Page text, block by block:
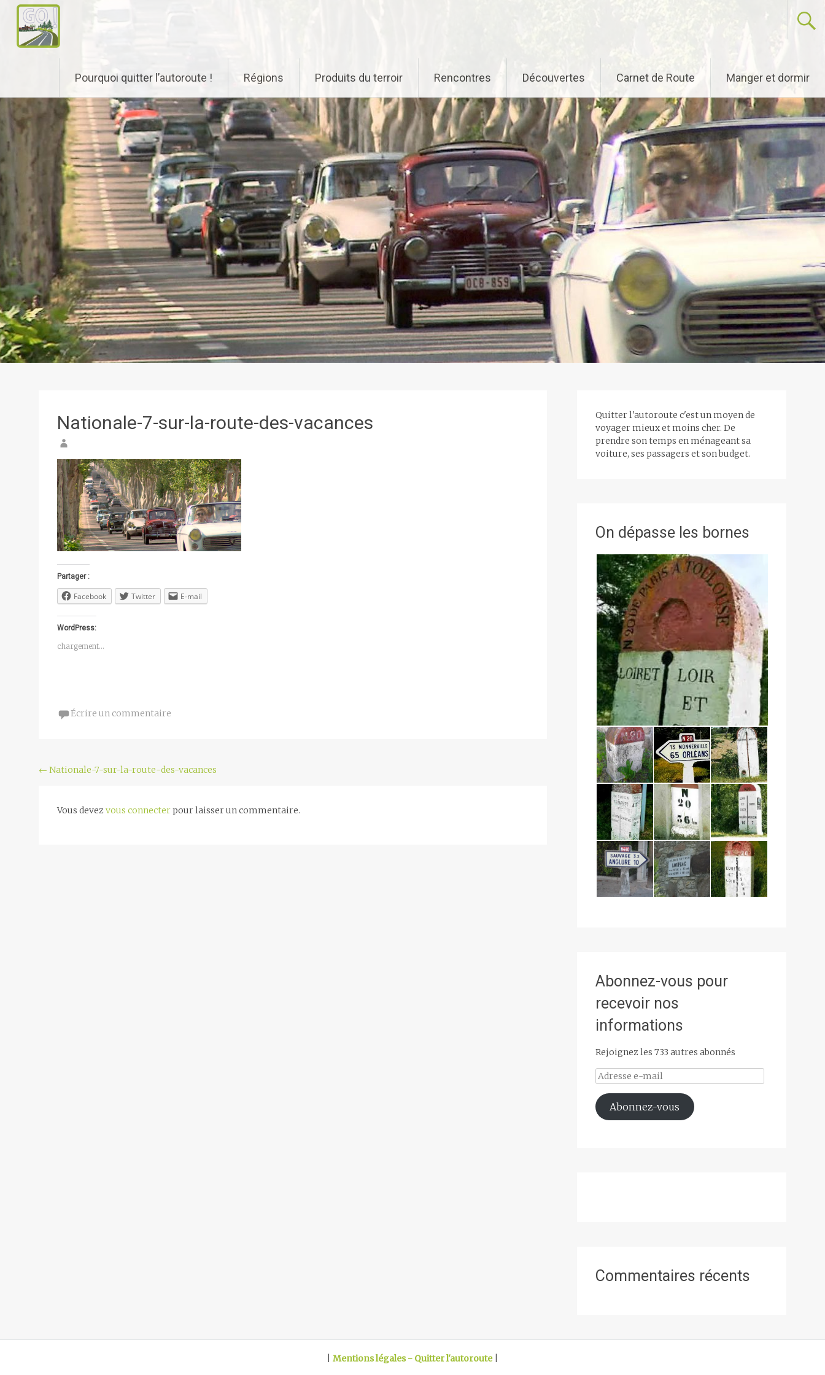
au
principal
Pourquoi quitter l’autoroute ! Régions Produits du terroir Rencontres Découvertes Carnet de Route Manger et dormir
Nationale-7-sur-la-route-des-vacances
Partager :
Facebook Twitter E-mail
WordPress:
chargement…
Écrire un commentaire
Navigation
l'article
← Nationale-7-sur-la-route-des-vacances
Vous devez vous connecterpour laisser un commentaire.
Quitter l'autoroute c'est un moyen de
voyager mieux et moins cher. De
prendre son temps en ménageant sa
voiture, ses passagers et son budget.
On dépasse les bornes
Abonnez-vous pour
recevoir nos
informations
Rejoignez les 733 autres abonnés
Adresse
e-
mail
Abonnez-vous
Commentaires récents
Mentions légales - Quitter l'autoroute|